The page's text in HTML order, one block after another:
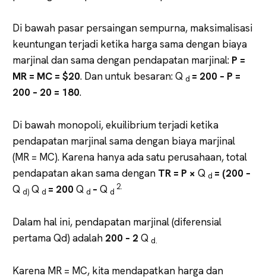
Di bawah pasar persaingan sempurna, maksimalisasi
keuntungan terjadi ketika harga sama dengan biaya
marjinal dan sama dengan pendapatan marjinal: P =
MR = MC = $20. Dan untuk besaran: Q d = 200 – P =
200 – 20 = 180.
Di bawah monopoli, ekuilibrium terjadi ketika
pendapatan marjinal sama dengan biaya marjinal
(MR = MC). Karena hanya ada satu perusahaan, total
pendapatan akan sama dengan TR = P × Q d = (200 –
Q d) Q d = 200 Q d – Q d
2.
Dalam hal ini, pendapatan marjinal (diferensial
pertama Qd) adalah 200 – 2 Q d.
Karena MR = MC, kita mendapatkan harga dan